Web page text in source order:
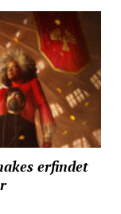
erfindet